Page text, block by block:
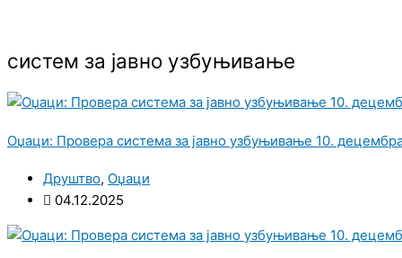
систем за јавно узбуњивање
Оџаци: Провера система за јавно узбуњивање 10.
Друштво, Оџаци
04.12.2025